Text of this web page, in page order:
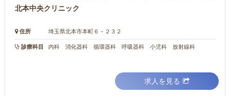
北本中央クリニック
住所 埼玉県北本市本町６－２３２
診療科目 内科 消化器科 循環器科 呼吸器科 小児科 放射線科
求人を見る